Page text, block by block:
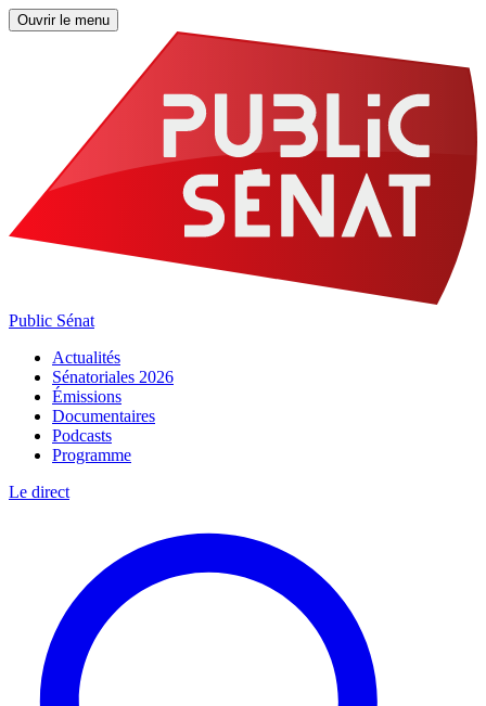
Ouvrir le menu
Public Sénat
Actualités
Sénatoriales 2026
Émissions
Documentaires
Podcasts
Programme
Le direct